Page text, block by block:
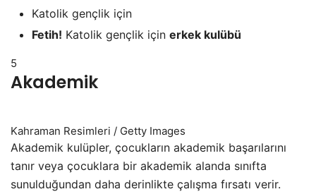
Katolik gençlik için
Fetih! Katolik gençlik için erkek kulübü
5
Akademik
Kahraman Resimleri / Getty Images
Akademik kulüpler, çocukların akademik başarılarını
tanır veya çocuklara bir akademik alanda sınıfta
sunulduğundan daha derinlikte çalışma fırsatı verir.